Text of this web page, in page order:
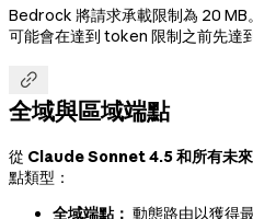
Bedrock 將請求承載限制為 20 MB
可能會在達到 token 限制之前先達

全域與區域端點
從 Claude Sonnet 4.5 和所有未
點類型：
全域端點： 動態路由以獲得